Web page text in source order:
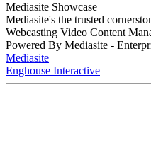
Mediasite Showcase
Mediasite's the trusted
Webcasting Video Content
Powered By Mediasite -
Mediasite
Enghouse Interactive